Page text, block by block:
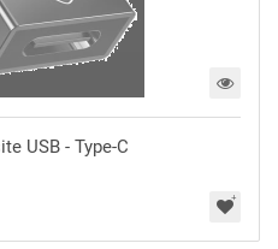
USB - Type-C